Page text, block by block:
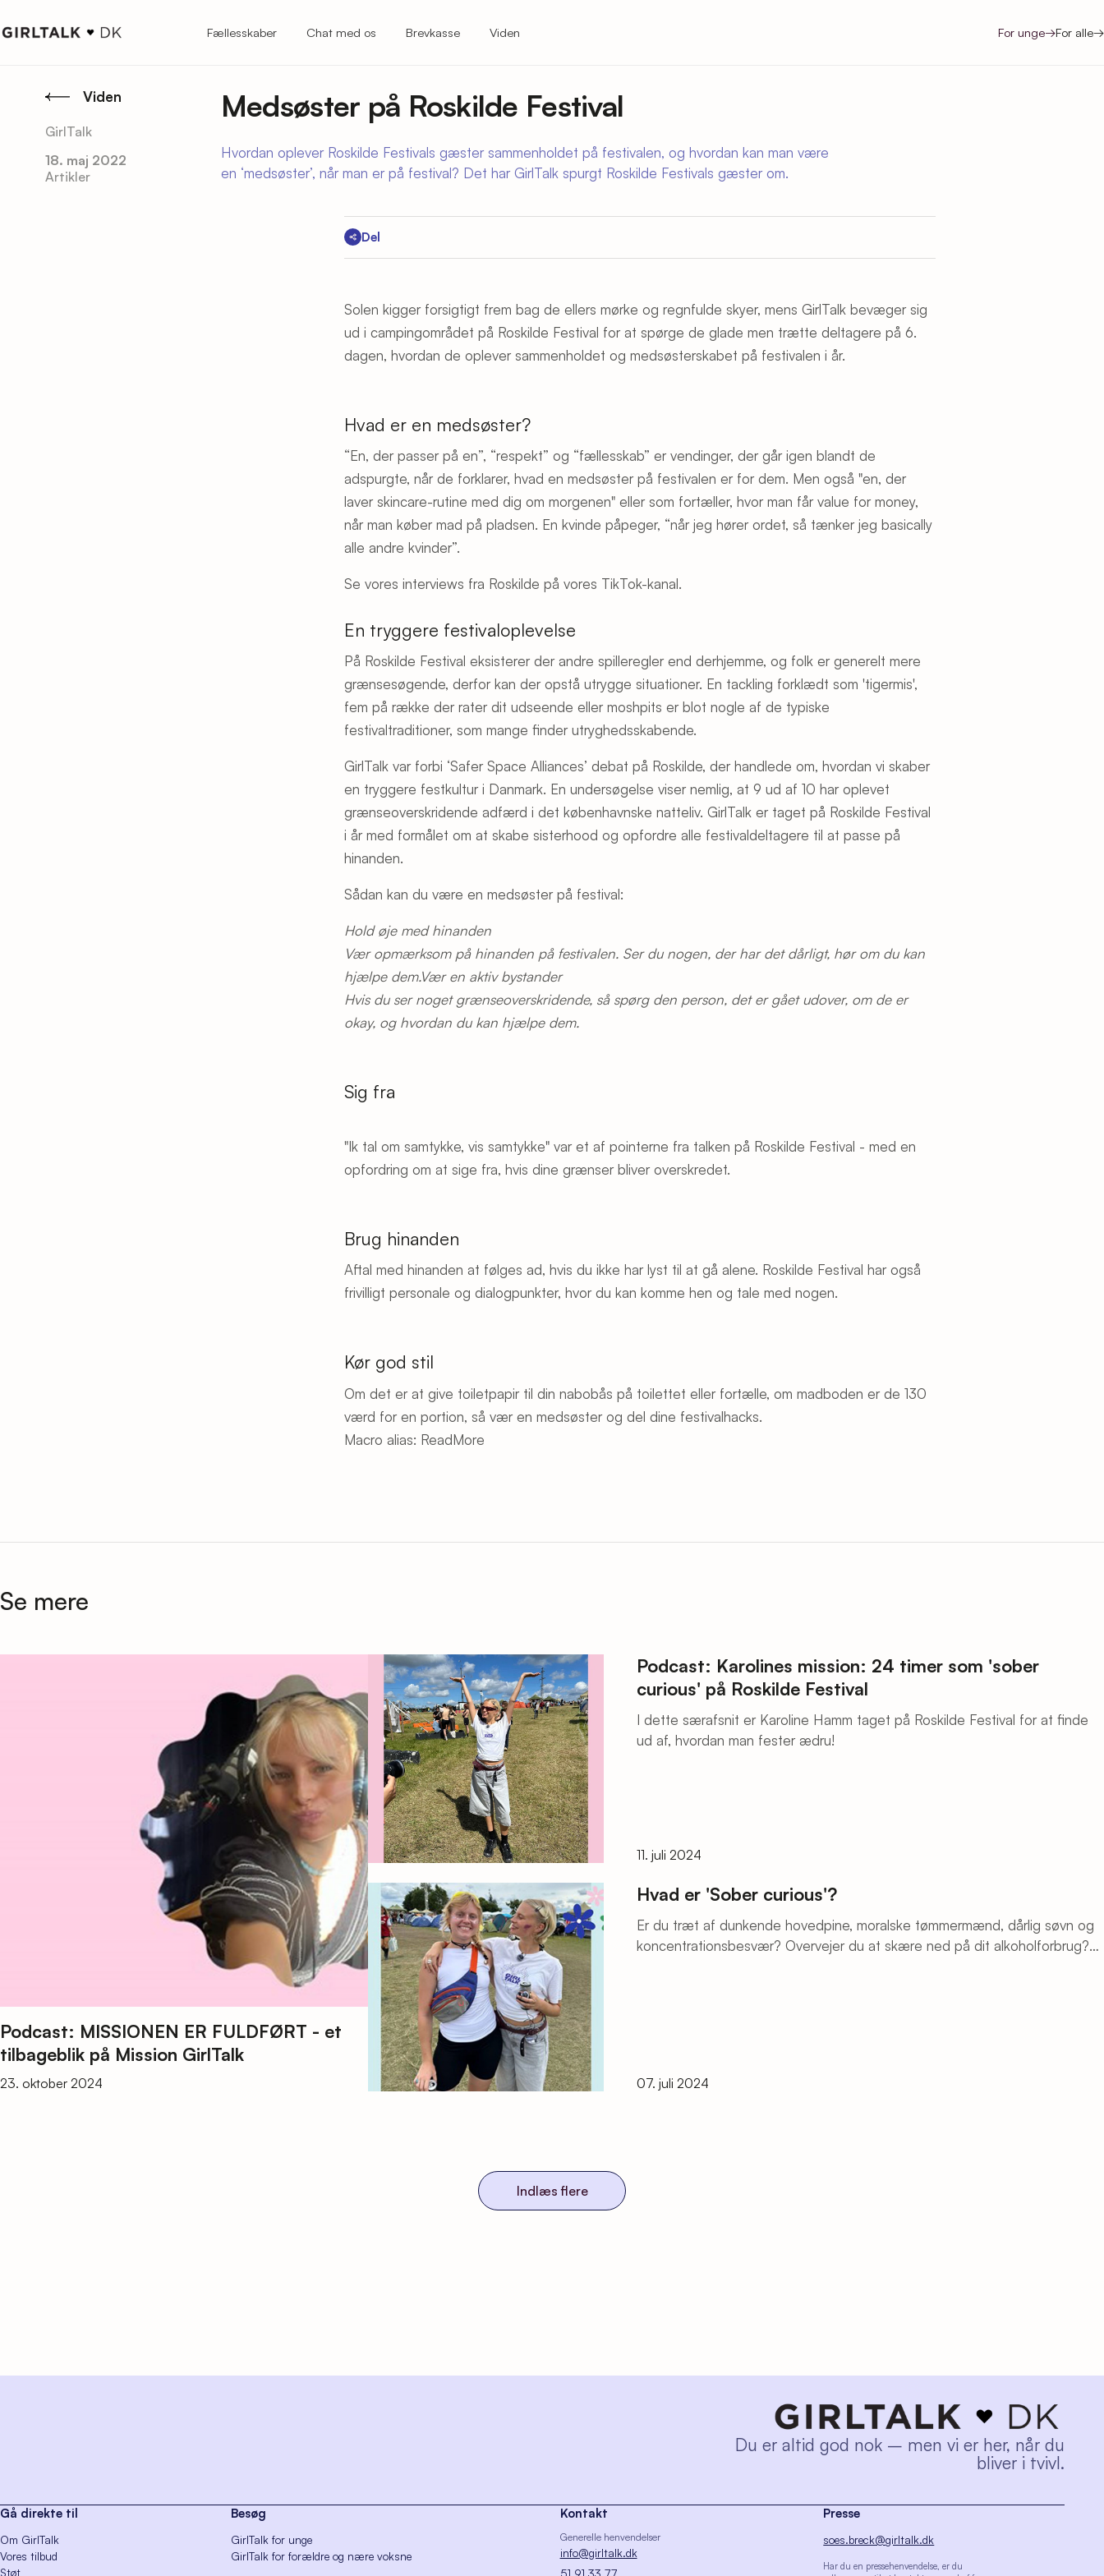
Fællesskaber Chat med os Brevkasse Viden For unge→For alle→
Viden
GirlTalk
18. maj 2022
Artikler
Medsøster på Roskilde Festival
Hvordan oplever Roskilde Festivals gæster sammenholdet på festivalen, og hvordan kan man være
en ‘medsøster’, når man er på festival? Det har GirlTalk spurgt Roskilde Festivals gæster om.
Del
Solen kigger forsigtigt frem bag de ellers mørke og regnfulde skyer, mens GirlTalk bevæger sig
ud i campingområdet på Roskilde Festival for at spørge de glade men trætte deltagere på 6.
dagen, hvordan de oplever sammenholdet og medsøsterskabet på festivalen i år.
Hvad er en medsøster?
“En, der passer på en”, “respekt” og “fællesskab” er vendinger, der går igen blandt de
adspurgte, når de forklarer, hvad en medsøster på festivalen er for dem. Men også "en, der
laver skincare-rutine med dig om morgenen" eller som fortæller, hvor man får value for money,
når man køber mad på pladsen. En kvinde påpeger, “når jeg hører ordet, så tænker jeg basically
alle andre kvinder”.
Se vores interviews fra Roskilde på vores TikTok-kanal.
En tryggere festivaloplevelse
På Roskilde Festival eksisterer der andre spilleregler end derhjemme, og folk er generelt mere
grænsesøgende, derfor kan der opstå utrygge situationer. En tackling forklædt som 'tigermis',
fem på række der rater dit udseende eller moshpits er blot nogle af de typiske
festivaltraditioner, som mange finder utryghedsskabende.
GirlTalk var forbi ‘Safer Space Alliances’ debat på Roskilde, der handlede om, hvordan vi skaber
en tryggere festkultur i Danmark. En undersøgelse viser nemlig, at 9 ud af 10 har oplevet
grænseoverskridende adfærd i det københavnske natteliv. GirlTalk er taget på Roskilde Festival
i år med formålet om at skabe sisterhood og opfordre alle festivaldeltagere til at passe på
hinanden.
Sådan kan du være en medsøster på festival:
Hold øje med hinanden
Vær opmærksom på hinanden på festivalen. Ser du nogen, der har det dårligt, hør om du kan
hjælpe dem.Vær en aktiv bystander
Hvis du ser noget grænseoverskridende, så spørg den person, det er gået udover, om de er
okay, og hvordan du kan hjælpe dem.
Sig fra
"Ik tal om samtykke, vis samtykke" var et af pointerne fra talken på Roskilde Festival - med en
opfordring om at sige fra, hvis dine grænser bliver overskredet.
Brug hinanden
Aftal med hinanden at følges ad, hvis du ikke har lyst til at gå alene. Roskilde Festival har også
frivilligt personale og dialogpunkter, hvor du kan komme hen og tale med nogen.
Kør god stil
Om det er at give toiletpapir til din nabobås på toilettet eller fortælle, om madboden er de 130
værd for en portion, så vær en medsøster og del dine festivalhacks.
Macro alias: ReadMore
Se mere
Podcast: MISSIONEN ER FULDFØRT - et
tilbageblik på Mission GirlTalk
23. oktober 2024
Podcast: Karolines mission: 24 timer som 'sober
curious' på Roskilde Festival
I dette særafsnit er Karoline Hamm taget på Roskilde Festival for at finde
ud af, hvordan man fester ædru!
11. juli 2024
Hvad er 'Sober curious'?
Er du træt af dunkende hovedpine, moralske tømmermænd, dårlig søvn og
koncentrationsbesvær? Overvejer du at skære ned på dit alkoholforbrug?
07. juli 2024
Indlæs flere
Du er altid god nok – men vi er her, når du
bliver i tvivl.
Gå direkte til
Om GirlTalk
Vores tilbud
Støt
Besøg
GirlTalk for unge
GirlTalk for forældre og nære voksne
Kontakt
Generelle henvendelser
info@girltalk.dk
Presse
soes.breck@girltalk.dk
Har du en pressehenvendelse, er du